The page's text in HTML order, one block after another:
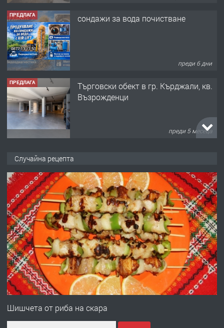
ПРЕДЛАГА сондажи за вода почистване
преди 6 дни
ПРЕДЛАГА
Tърговски обект в гр. Кърджали, кв.
Възрожденци
преди 5 месеца
преди 6 месеца
ПРЕДЛАГА
Заведение /ресторант, бистро/ в с.
Чакаларово, община Кирково
преди 7 месеца
ПРЕДЛАГА
Гараж под наем в супер център
Случайна рецепта
Шишчета от риба на скара